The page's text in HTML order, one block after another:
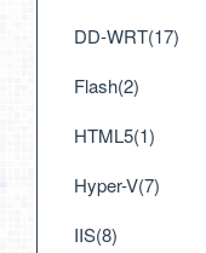
DD-WRT(17)
Flash(2)
HTML5(1)
Hyper-V(7)
IIS(8)